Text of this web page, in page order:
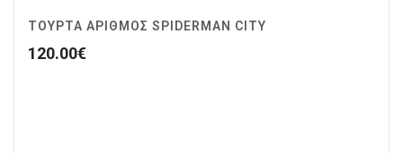
ΤΟΥΡΤΑ ΑΡΙΘΜΟΣ SPIDERMAN CITY
120.00€